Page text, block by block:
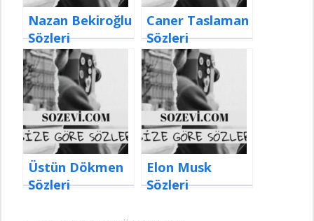
Nazan Bekiroğlu
Sözleri
Caner Taslaman
Sözleri
Üstün Dökmen
Sözleri
Elon Musk
Sözleri